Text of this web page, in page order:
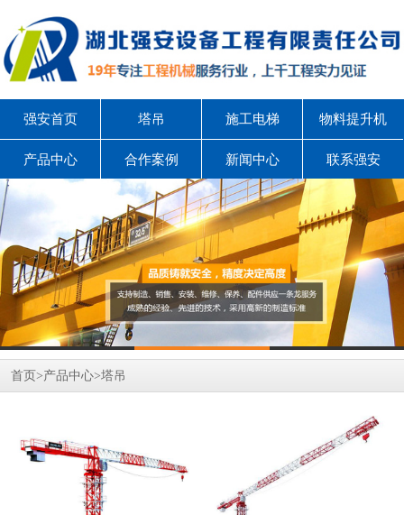
强安首页 塔吊 施工电梯 物料提升机
产品中心 合作案例 新闻中心 联系强安
首页 >产品中心>塔吊